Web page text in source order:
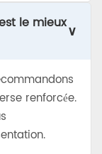
le mieux∨
renforcée.